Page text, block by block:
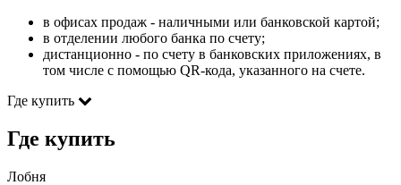
в офисах продаж - наличными или банковской картой;
в отделении любого банка по счету;
дистанционно - по счету в банковских приложениях, в
том числе с помощью QR-кода, указанного на счете.
Где купить
Где купить
Лобня